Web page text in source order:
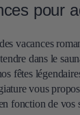
pour
vacances
dans le
fêtes
vous
fonction de vos